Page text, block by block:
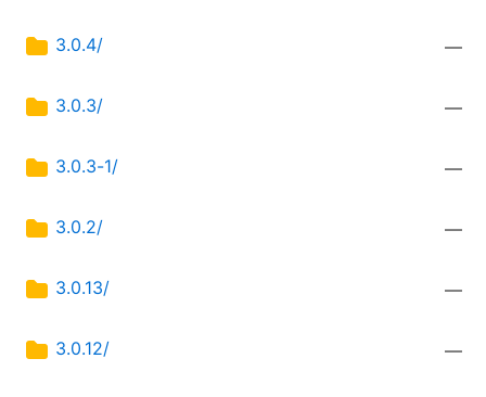
3.0.4/ —
3.0.3/ —
3.0.3-1/ —
3.0.2/ —
3.0.13/ —
3.0.12/ —